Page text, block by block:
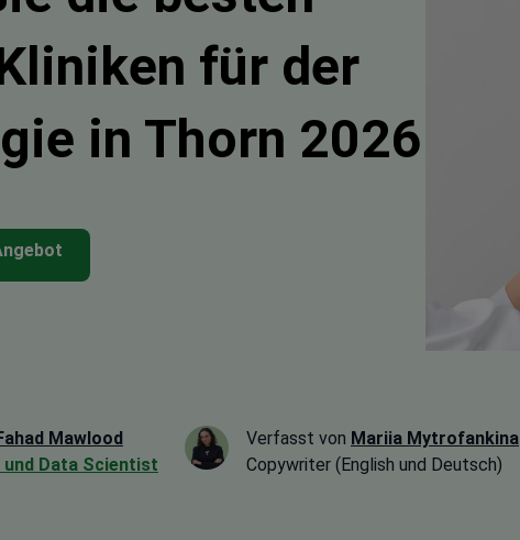
für der
in Thorn 2026
Mawlood
Data Scientist
Verfasst von Mariia Mytrofankina
Copywriter (English und Deutsch)